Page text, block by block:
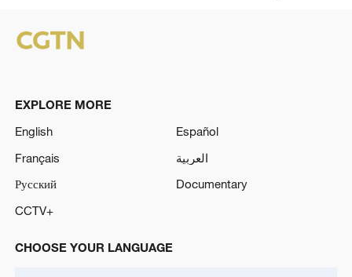
EXPLORE MORE
English
Español
Français
العربية
Русский
Documentary
CCTV+
CHOOSE YOUR LANGUAGE